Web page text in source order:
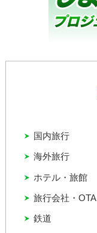
ホテル・旅館
国内旅行
旅行会社・OTA
海外旅行
鉄道